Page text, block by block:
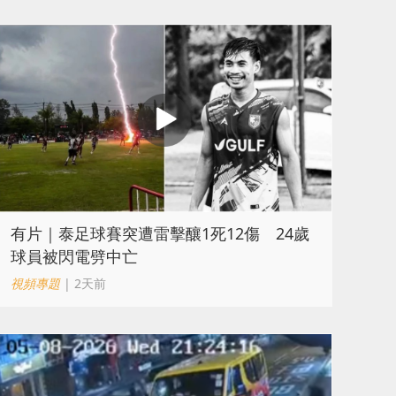
有片｜泰足球賽突遭雷擊釀1死12傷 24歲
球員被閃電劈中亡
視頻專題| 2天前